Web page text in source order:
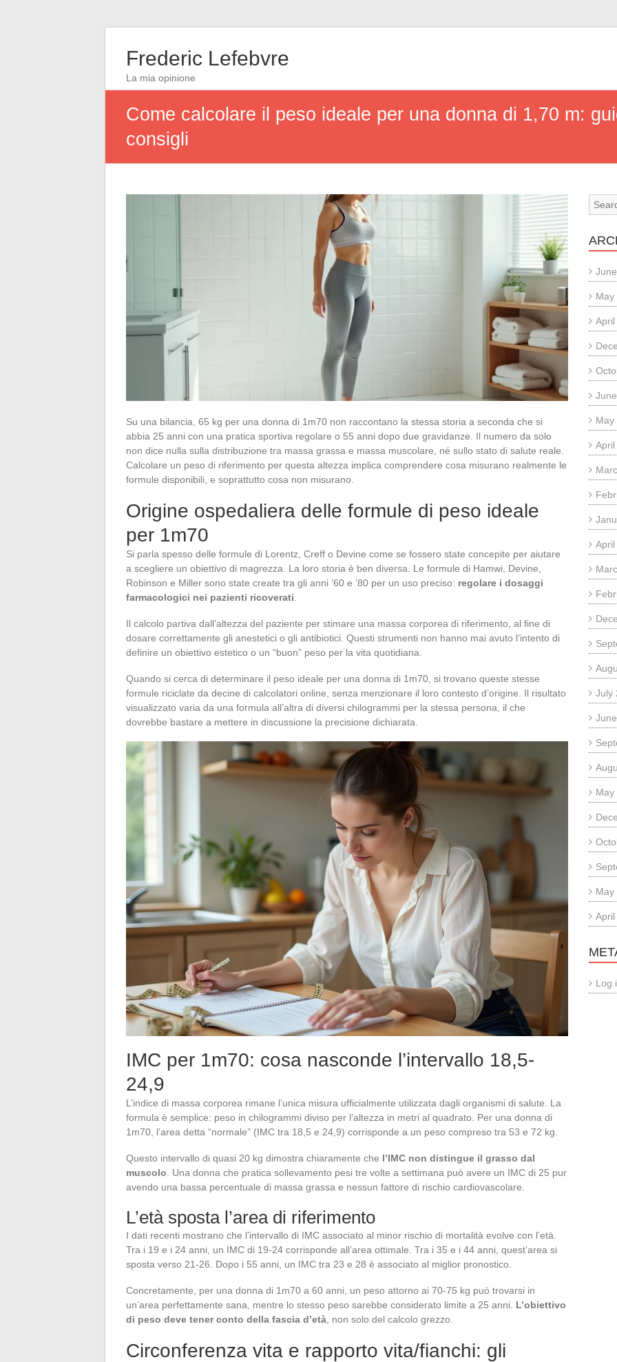
Frederic Lefebvre
La mia opinione
Come calcolare il peso ideale per una donna di 1,70 m:
consigli
Su una bilancia, 65 kg per una donna di 1m70 non raccontano la stessa storia a seconda che si
abbia 25 anni con una pratica sportiva regolare o 55 anni dopo due gravidanze. Il numero da solo
non dice nulla sulla distribuzione tra massa grassa e massa muscolare, né sullo stato di salute reale.
Calcolare un peso di riferimento per questa altezza implica comprendere cosa misurano realmente le
formule disponibili, e soprattutto cosa non misurano.
Origine ospedaliera delle formule di peso ideale
per 1m70
Si parla spesso delle formule di Lorentz, Creff o Devine come se fossero state concepite per aiutare
a scegliere un obiettivo di magrezza. La loro storia è ben diversa. Le formule di Hamwi, Devine,
Robinson e Miller sono state create tra gli anni ’60 e ’80 per un uso preciso: regolare i dosaggi
farmacologici nei pazienti ricoverati
Il calcolo partiva dall’altezza del paziente per stimare una massa corporea di riferimento, al fine di
dosare correttamente gli anestetici o gli antibiotici. Questi strumenti non hanno mai avuto l’intento di
definire un obiettivo estetico o un “buon” peso per la vita quotidiana.
Quando si cerca di determinare il peso ideale per una donna di 1m70, si trovano queste stesse
formule riciclate da decine di calcolatori online, senza menzionare il loro contesto d’origine. Il risultato
visualizzato varia da una formula all’altra di diversi chilogrammi per la stessa persona, il che
dovrebbe bastare a mettere in discussione la precisione dichiarata.
IMC per 1m70: cosa nasconde l’intervallo 18,5-
24,9
L’indice di massa corporea rimane l’unica misura ufficialmente utilizzata dagli organismi di salute. La
formula è semplice: peso in chilogrammi diviso per l’altezza in metri al quadrato. Per una donna di
1m70, l’area detta “normale” (IMC tra 18,5 e 24,9) corrisponde a un peso compreso tra 53 e 72 kg.
Questo intervallo di quasi 20 kg dimostra chiaramente che l’IMC non distingue il grasso dal
muscolo . Una donna che pratica sollevamento pesi tre volte a settimana può avere un IMC di 25 pur
avendo una bassa percentuale di massa grassa e nessun fattore di rischio cardiovascolare.
L’età sposta l’area di riferimento
I dati recenti mostrano che l’intervallo di IMC associato al minor rischio di mortalità evolve con l’età.
Tra i 19 e i 24 anni, un IMC di 19-24 corrisponde all’area ottimale. Tra i 35 e i 44 anni, quest’area si
sposta verso 21-26. Dopo i 55 anni, un IMC tra 23 e 28 è associato al miglior pronostico.
Concretamente, per una donna di 1m70 a 60 anni, un peso attorno ai 70-75 kg può trovarsi in
un’area perfettamente sana, mentre lo stesso peso sarebbe considerato limite a 25 anni. L’obiettivo
di peso deve tener conto della fascia d’età , non solo del calcolo grezzo.
Circonferenza vita e rapporto vita/fianchi: gli
May
May
July
May
May
Log